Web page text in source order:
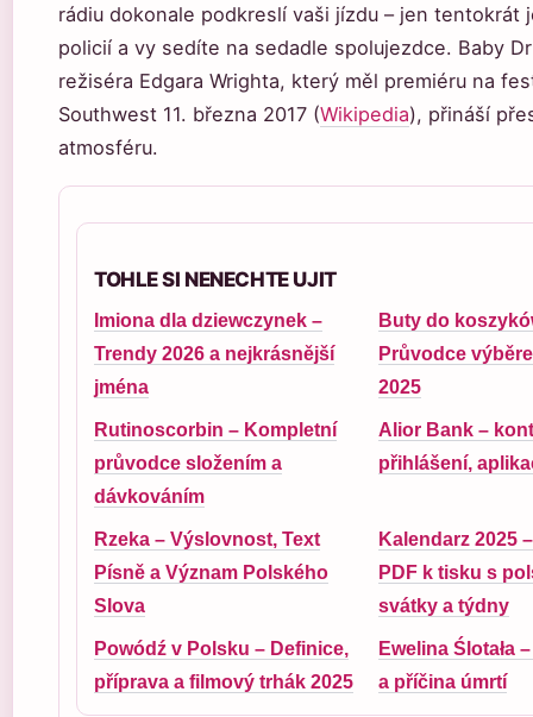
rádiu dokonale podkreslí vaši jízdu – jen tentokrát
policií a vy sedíte na sedadle spolujezdce. Baby
režiséra Edgara Wrighta, který měl premiéru na
Southwest 11. března 2017 (Wikipedia), přináší
atmosféru.
TOHLE SI NENECHTE UJIT
Imiona dla dziewczynek –
Trendy 2026 a nejkrásnější
jména
Buty do
Průvodce
2025
Rutinoscorbin – Kompletní
průvodce složením a
dávkováním
Alior Bank –
přihlášení,
Rzeka – Výslovnost, Text
Písně a Význam Polského
Slova
Kalendarz 2025
PDF k tisku s
svátky a týdny
Powódź v Polsku – Definice,
příprava a filmový trhák 2025
Ewelina Ślotała
a příčina úmrtí